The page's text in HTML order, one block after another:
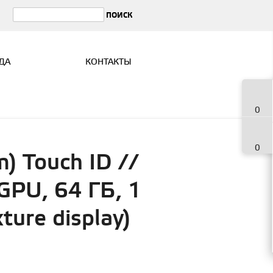
КОНТАКТЫ
0
0
Touch ID //
64 ГБ, 1
display)